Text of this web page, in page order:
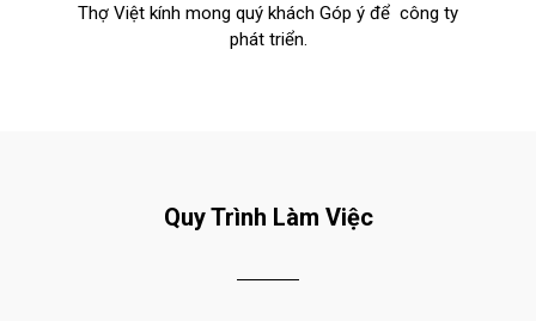
Thợ Việt kính mong quý khách Góp ý để công ty
phát triển.
Quy Trình Làm Việc